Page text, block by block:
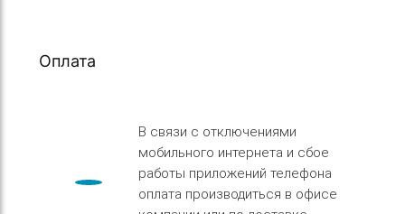
Оплата
В связи с отключениями
мобильного интернета и сбое
работы приложений телефона
оплата производиться в офисе